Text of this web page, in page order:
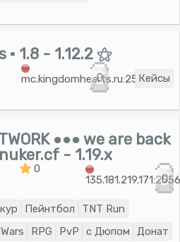
1.8 - 1.12.2 ⚝
mc.kingdomhearts.ru:25565
0 Кейсы
●●● we are back
- 1.19.x
0
0
Пейнтбол
TNT Run
RPG PvP с Дюпом
Донат